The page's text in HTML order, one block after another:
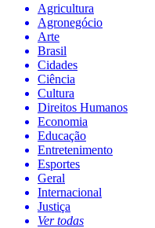
Agricultura
Agronegócio
Arte
Brasil
Cidades
Ciência
Cultura
Direitos Humanos
Economia
Educação
Entretenimento
Esportes
Geral
Internacional
Justiça
Ver todas